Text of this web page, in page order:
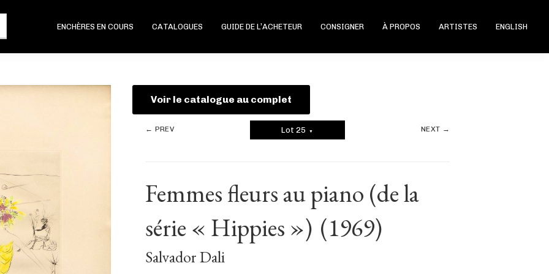
ENCHÈRES EN COURS CATALOGUES GUIDE DE L’ACHETEUR CONSIGNER À PROPOS ARTISTES ENGLISH
Voir le catalogue au complet
← PREV Lot 25 ▼ NEXT →
Femmes fleurs au piano (de la
série « Hippies ») (1969)
Salvador Dali